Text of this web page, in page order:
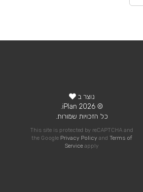
נוצר ב
© 2026 iPlan.
כל הזכויות שמורות.
This site is protected by reCAPTCHA and
the Google Privacy Policyand Terms of
Service apply